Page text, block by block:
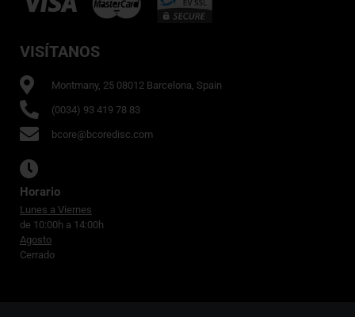
VISÍTANOS
Montmany, 25 08012 Barcelona, Spain
(0034) 93 419 78 83
bcore@bcoredisc.com
Horario
Lunes a Viernes
de 10:00h a 14:00h
Agosto
Cerrado